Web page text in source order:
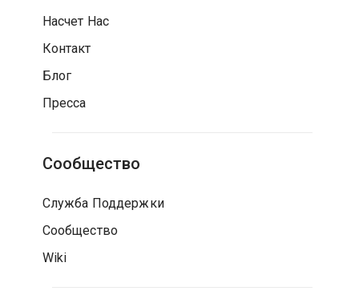
Насчет Нас
Контакт
Блог
Пресса
Сообщество
Служба Поддержки
Сообщество
Wiki